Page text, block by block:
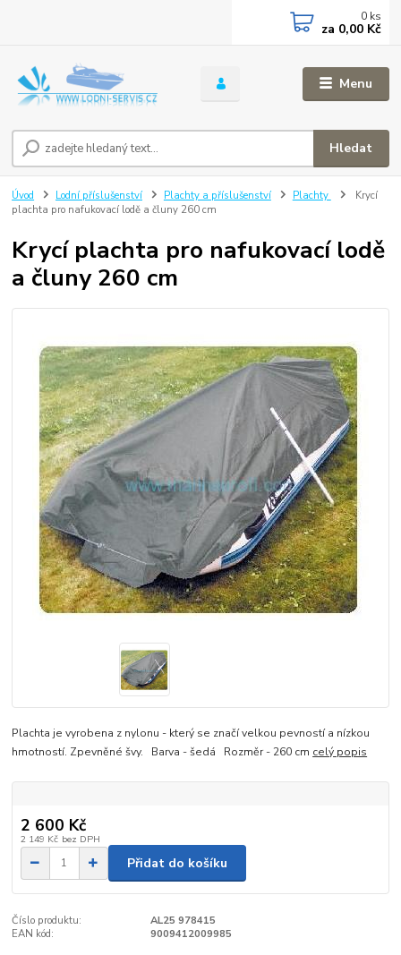
Menu
Hledat
0 ks
za 0,00 Kč
Úvod Lodní příslušenství Plachty a příslušenství Plachty
Krycí
plachta pro nafukovací lodě a čluny 260 cm
Krycí plachta pro nafukovací lodě
a čluny 260 cm
Plachta je vyrobena z nylonu - který se značí velkou pevností a nízkou
hmotností. Zpevněné švy. Barva - šedá Rozměr - 260 cm celý popis
2 600 Kč
2 149 Kč bez DPH
Přidat do košíku
Číslo produktu:
AL25 978415
EAN kód:
9009412009985